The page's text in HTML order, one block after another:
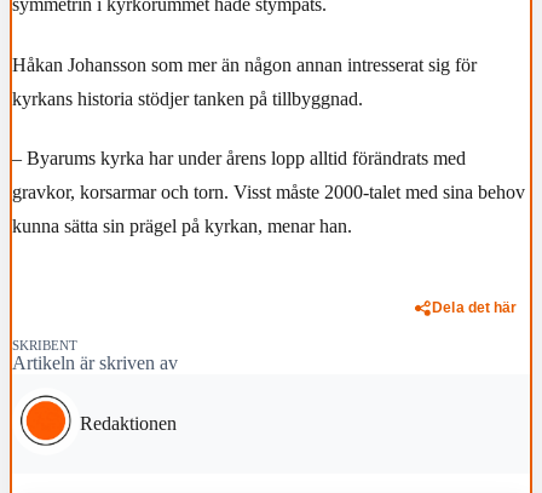
symmetrin i kyrkorummet hade stympats.
Håkan Johansson som mer än någon annan intresserat sig för
kyrkans historia stödjer tanken på tillbyggnad.
– Byarums kyrka har under årens lopp alltid förändrats med
gravkor, korsarmar och torn. Visst måste 2000-talet med sina behov
kunna sätta sin prägel på kyrkan, menar han.
Dela det här
SKRIBENT
Artikeln är skriven av
Redaktionen